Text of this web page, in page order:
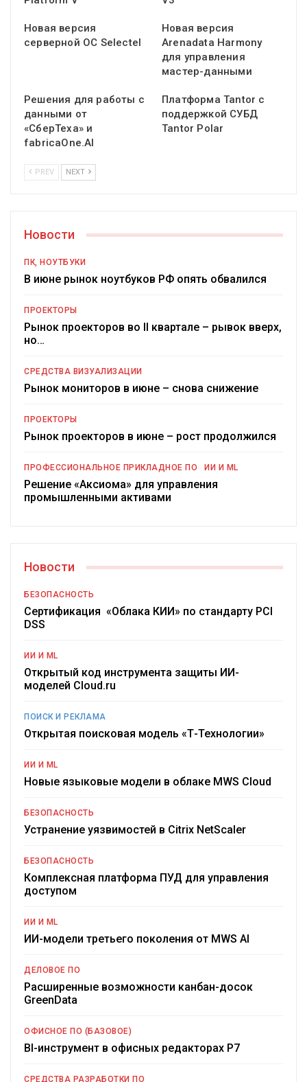
Новая версия
серверной ОС Selectel
Новая версия
Arenadata Harmony
для управления
мастер-данными
Решения для работы с
данными от
«СберТеха» и
fabricaOne.AI
Платформа Tantor с
поддержкой СУБД
Tantor Polar
PREV NEXT
Новости
ПК, НОУТБУКИ
В июне рынок ноутбуков РФ опять обвалился
ПРОЕКТОРЫ
Рынок проекторов во II квартале – рывок вверх,
но…
СРЕДСТВА ВИЗУАЛИЗАЦИИ
Рынок мониторов в июне – снова снижение
ПРОЕКТОРЫ
Рынок проекторов в июне – рост продолжился
ПРОФЕССИОНАЛЬНОЕ ПРИКЛАДНОЕ ПО ИИ И ML
Решение «Аксиома» для управления
промышленными активами
Новости
БЕЗОПАСНОСТЬ
Сертификация «Облака КИИ» по стандарту PCI
DSS
ИИ И ML
Открытый код инструмента защиты ИИ-
моделей Cloud.ru
ПОИСК И РЕКЛАМА
Открытая поисковая модель «Т-Технологии»
ИИ И ML
Новые языковые модели в облаке MWS Cloud
БЕЗОПАСНОСТЬ
Устранение уязвимостей в Citrix NetScaler
БЕЗОПАСНОСТЬ
Комплексная платформа ПУД для управления
доступом
ИИ И ML
ИИ-модели третьего поколения от MWS AI
ДЕЛОВОЕ ПО
Расширенные возможности канбан-досок
GreenData
ОФИСНОЕ ПО (БАЗОВОЕ)
BI-инструмент в офисных редакторах Р7
СРЕДСТВА РАЗРАБОТКИ ПО